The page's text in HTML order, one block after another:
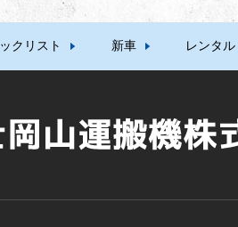
クリスト 新車 レンタル